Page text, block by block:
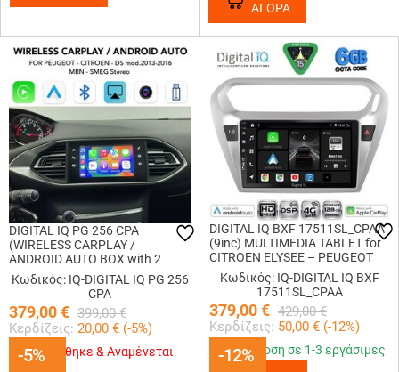
ΑΓΟΡΑ
-5%
DIGITAL IQ PG 256 CPA
(WIRELESS CARPLAY /
ANDROID AUTO BOX with 2
CAMERA IN for PEUGEOT -
CITROEN - DS mod. 2013-2017)
Κωδικός: IQ-DIGITAL IQ PG 256
CPA
379,00€ 399,00 €
Κερδίζεις: 20,00 € (-5%)
-5%
Εξαντλήθηκε & Αναμένεται -12%
DIGITAL IQ BXF 17511SL_CPAA
(9inc) MULTIMEDIA TABLET for
CITROEN ELYSEE – PEUGEOT
301 mod. 2013-2026 (SILVER)
Κωδικός: IQ-DIGITAL IQ BXF
17511SL_CPAA
379,00€ 429,00 €
Κερδίζεις: 50,00 € (-12%)
-12%
Παράδοση σε 1-3 εργάσιμες